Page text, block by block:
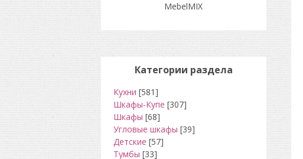
MebelMIX
Категории раздела
Кухни [581]
Шкафы-Купе [307]
Шкафы [68]
Угловые шкафы [39]
Детские [57]
Тумбы [33]